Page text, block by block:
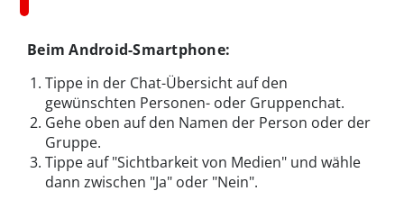
Beim Android-Smartphone:
Tippe in der Chat-Übersicht auf den
gewünschten Personen- oder Gruppenchat.
Gehe oben auf den Namen der Person oder der
Gruppe.
Tippe auf "Sichtbarkeit von Medien" und wähle
dann zwischen "Ja" oder "Nein".